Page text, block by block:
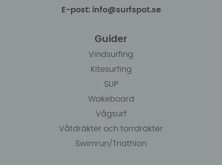
E-post: info@surfspot.se
Guider
Vindsurfing
Kitesurfing
SUP
Wakeboard
Vågsurf
Våtdräkter och torrdräkter
Swimrun/Triathlon